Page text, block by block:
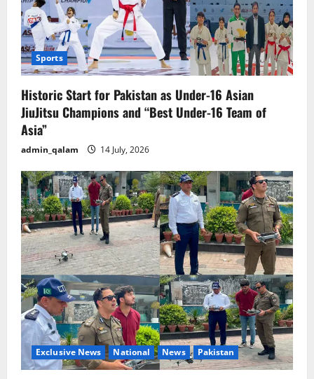
Sports
Historic Start for Pakistan as Under-16 Asian
JiuJitsu Champions and “Best Under-16 Team of
Asia”
admin_qalam 14 July, 2026
Exclusive News National News Pakistan